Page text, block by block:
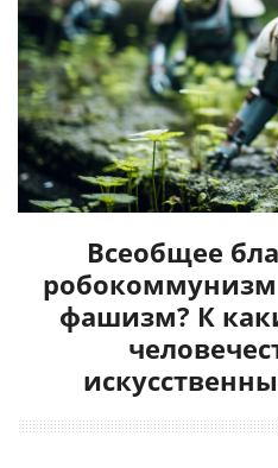
Всеобщее
фашизм? К